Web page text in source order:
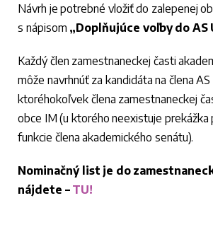
Návrh je potrebné vložiť do zalepenej
s nápisom „Doplňujúce voľby do AS
Každý člen zamestnaneckej časti
môže navrhnúť za kandidáta na člena AS
ktoréhokoľvek člena zamestnaneckej
obce IM (u ktorého neexistuje prekážka
funkcie člena akademického senátu).
Nominačný list je do
nájdete – TU!